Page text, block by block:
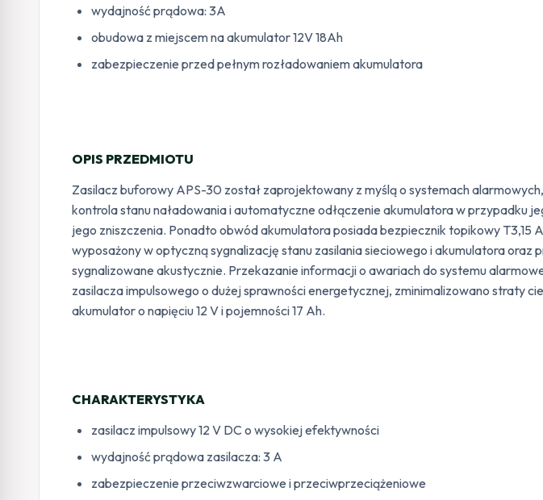
wydajność prądowa: 3A
obudowa z miejscem na akumulator 12V 18Ah
zabezpieczenie przed pełnym rozładowaniem akumulatora
OPIS PRZEDMIOTU
Zasilacz buforowy APS-30 został zaprojektowany z myślą o systemach
kontrola stanu naładowania i automatyczne odłączenie akumulatora w przypadku
jego zniszczenia. Ponadto obwód akumulatora posiada bezpiecznik topikowy
wyposażony w optyczną sygnalizację stanu zasilania sieciowego i akumulatora
sygnalizowane akustycznie. Przekazanie informacji o awariach do systemu
zasilacza impulsowego o dużej sprawności energetycznej, zminimalizowano straty
akumulator o napięciu 12 V i pojemności 17 Ah.
CHARAKTERYSTYKA
zasilacz impulsowy 12 V DC o wysokiej efektywności
wydajność prądowa zasilacza: 3 A
zabezpieczenie przeciwzwarciowe i przeciwprzeciążeniowe